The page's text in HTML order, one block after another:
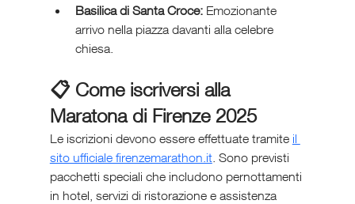
Basilica di Santa Croce: Emozionante
arrivo nella piazza davanti alla celebre
chiesa.
📋 Come iscriversi alla
Maratona di Firenze 2025
Le iscrizioni devono essere effettuate tramite il
sito ufficiale firenzemarathon.it. Sono previsti
pacchetti speciali che includono pernottamenti
in hotel, servizi di ristorazione e assistenza